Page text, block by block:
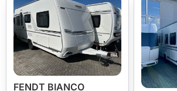
FENDT BIANCO